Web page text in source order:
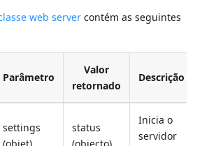
web server contém as seguintes
Parâmetro
Valor
retornado
Descrição
settings
status
Inicia o
servidor